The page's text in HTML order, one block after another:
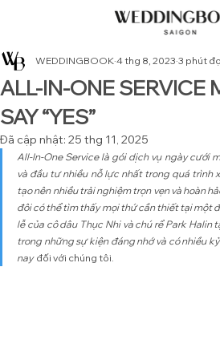
ALL-IN-ONE SERVICE
SAY “YES”
WEDDINGBOOK 4 thg 8, 2023 3 phút
Đã cập nhật: 25 thg 11, 2025
All-In-One Service là gói dịch vụ ngày cưới
và đầu tư nhiều nỗ lực nhất trong quá trình
tạo nên nhiều trải nghiệm trọn vẹn và hoàn
đôi có thể tìm thấy mọi thứ cần thiết tại một
lễ của cô dâu Thục Nhi và chú rể Park Halin
trong những sự kiện đáng nhớ và có nhiều
nay đối với chúng tôi.